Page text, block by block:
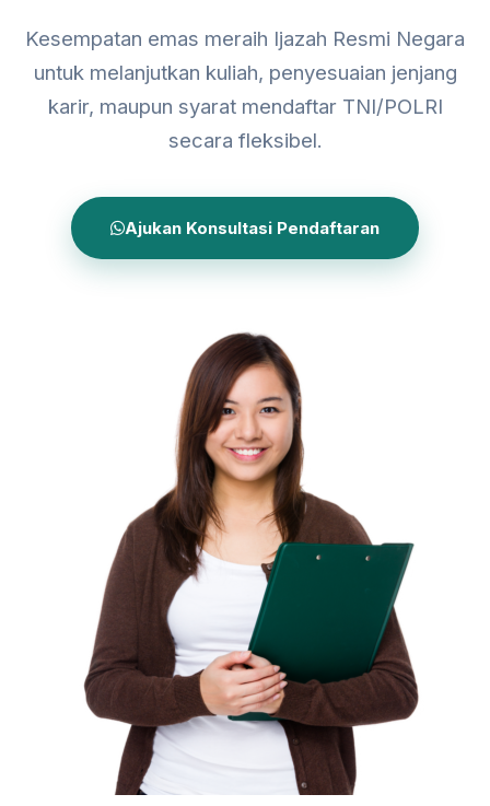
Kesempatan emas meraih Ijazah Resmi Negara
untuk melanjutkan kuliah, penyesuaian jenjang
karir, maupun syarat mendaftar TNI/POLRI
secara fleksibel.
Ajukan Konsultasi Pendaftaran